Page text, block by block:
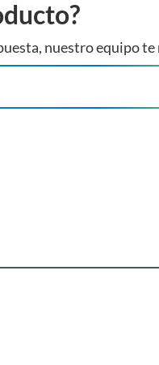
nuestro equipo te